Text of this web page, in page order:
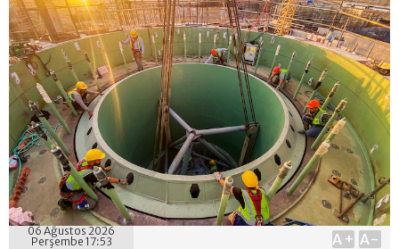
06 Ağustos 2026
Perşembe 17:53
A+ A-